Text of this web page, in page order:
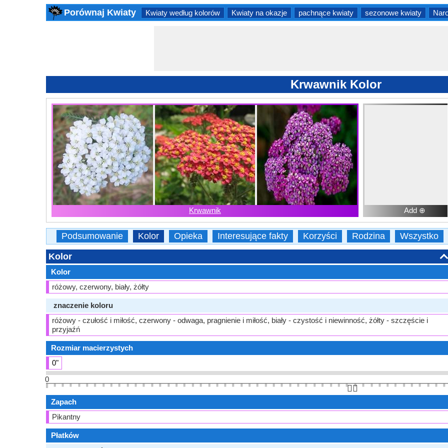
Porównaj Kwiaty Kwiaty według kolorów Kwiaty na okazje pachnące kwiaty sezonowe kwiaty
Krwawnik Kolor
Krwawnik Add ⊕
Podsumowanie Kolor Opieka Interesujące fakty Korzyści Rodzina Wszystko
Kolor
Kolor
różowy, czerwony, biały, żółty
znaczenie koloru
różowy - czułość i miłość, czerwony - odwaga, pragnienie i miłość, biały - czystość i niewinność, żółty - szczęście i
przyjaźń
Rozmiar macierzystych
0"
0
👆🏻
Zapach
Pikantny
Płatków